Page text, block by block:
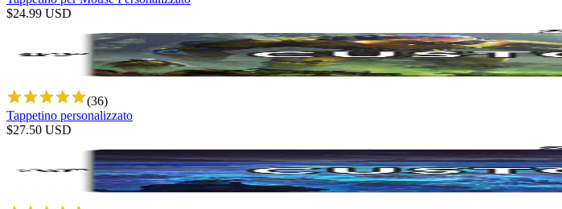
$24.99 USD
(36)
Tappetino personalizzato
$27.50 USD